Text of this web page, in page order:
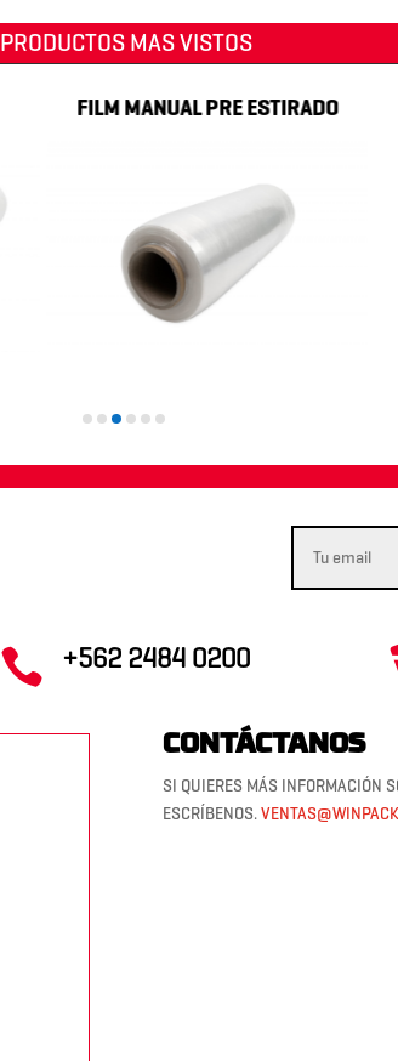
PRODUCTOS MAS VISTOS
FILM MANUAL PRE ESTIRADO
 +562 2484 0200
CONTÁCTANOS
SI QUIERES MÁS INFORMACIÓN
ESCRÍBENOS.